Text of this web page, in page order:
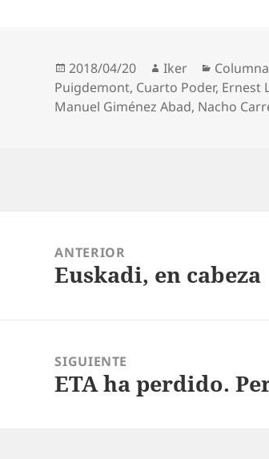
Publicado
el
2018/04/20 Autor
Iker
Puigdemont, Cuarto Poder, Ernest
Manuel Giménez Abad, Nacho
entradas
ANTERIOR
Entrada
Euskadi, en cabeza
SIGUIENTE
Entrada
ETA ha perdido.